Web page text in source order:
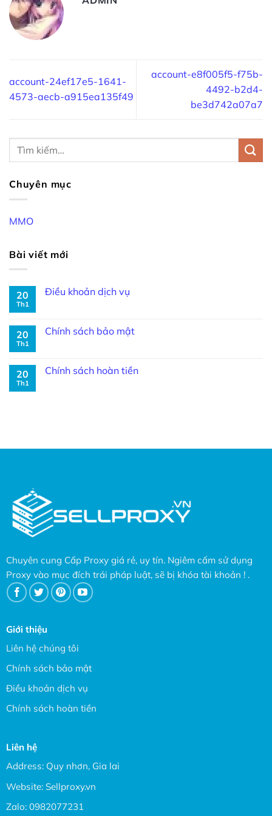
account-24ef17e5-1641-
4573-aecb-a915ea135f49
account-e8f005f5-f75b-
4492-b2d4-
be3d742a07a7
Chuyên mục
MMO
Bài viết mới
20
Th1
Điều khoản dịch vụ
20
Th1
Chính sách bảo mật
20
Th1
Chính sách hoàn tiền
Chuyên cung Cấp Proxy giá rẻ, uy tín. Ngiêm cấm sử dụng
Proxy vào mục đích trái pháp luật, sẽ bị khóa tài khoản ! .
Giới thiệu
Liên hệ chúng tôi
Chính sách bảo mật
Điều khoản dịch vụ
Chính sách hoàn tiền
Liên hệ
Address: Quy nhơn, Gia lai
Website: Sellproxy.vn
Zalo: 0982077231